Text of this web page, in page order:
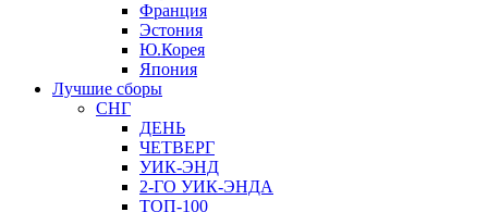
Франция
Эстония
Ю.Корея
Япония
Лучшие сборы
СНГ
ДЕНЬ
ЧЕТВЕРГ
УИК-ЭНД
2-ГО УИК-ЭНДА
ТОП-100